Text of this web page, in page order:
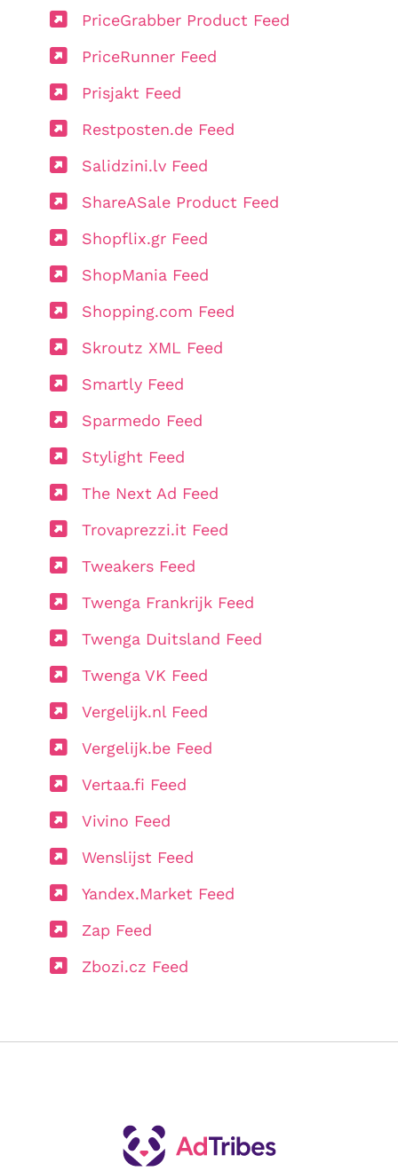
PriceGrabber Product Feed
PriceRunner Feed
Prisjakt Feed
Restposten.de Feed
Salidzini.lv Feed
ShareASale Product Feed
Shopflix.gr Feed
ShopMania Feed
Shopping.com Feed
Skroutz XML Feed
Smartly Feed
Sparmedo Feed
Stylight Feed
The Next Ad Feed
Trovaprezzi.it Feed
Tweakers Feed
Twenga Frankrijk Feed
Twenga Duitsland Feed
Twenga VK Feed
Vergelijk.nl Feed
Vergelijk.be Feed
Vertaa.fi Feed
Vivino Feed
Wenslijst Feed
Yandex.Market Feed
Zap Feed
Zbozi.cz Feed